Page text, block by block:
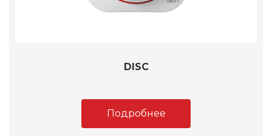
DISC
Подробнее